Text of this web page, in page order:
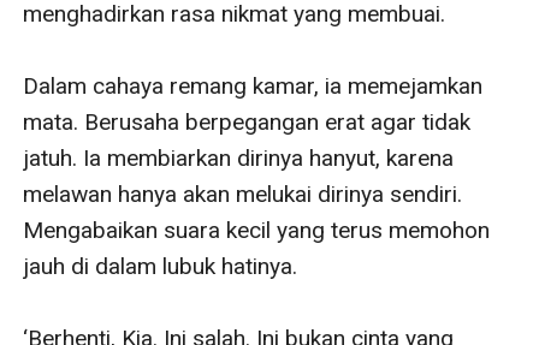
menghadirkan rasa nikmat yang membuai.
Dalam cahaya remang kamar, ia memejamkan
mata. Berusaha berpegangan erat agar tidak
jatuh. Ia membiarkan dirinya hanyut, karena
melawan hanya akan melukai dirinya sendiri.
Mengabaikan suara kecil yang terus memohon
jauh di dalam lubuk hatinya.
‘Berhenti, Kia. Ini salah. Ini bukan cinta yang